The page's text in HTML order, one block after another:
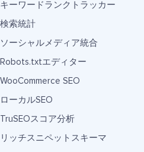
キーワードランクトラッカー
検索統計
ソーシャルメディア統合
Robots.txtエディター
WooCommerce SEO
ローカルSEO
TruSEOスコア分析
リッチスニペットスキーマ